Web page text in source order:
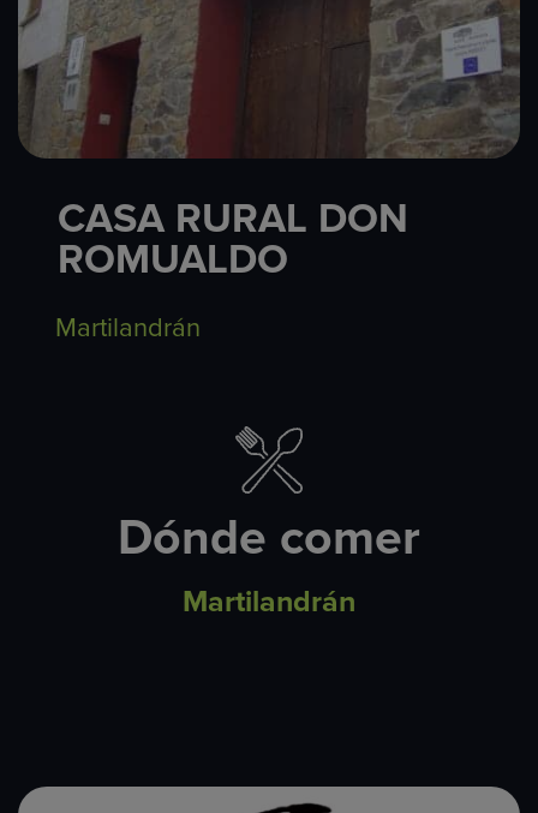
CASA RURAL DON
ROMUALDO
Martilandrán
Dónde comer
Martilandrán